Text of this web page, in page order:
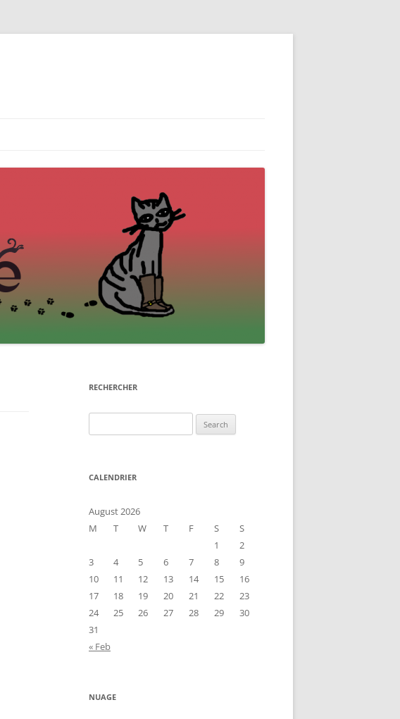
RECHERCHER
for:
CALENDRIER
August 2026
M
T W T F S
S
1
2
3
4 5 6 7 8
9
10
11 12 13 14 15
16
17
18 19 20 21 22
23
24
25 26 27 28 29
30
31
« Feb
NUAGE